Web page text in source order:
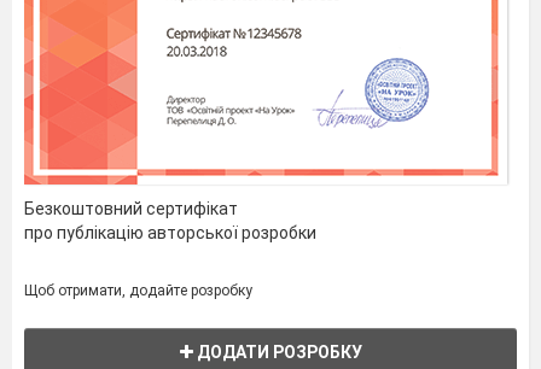
Безкоштовний сертифікат
про публікацію авторської розробки
Щоб отримати, додайте розробку
ДОДАТИ РОЗРОБКУ